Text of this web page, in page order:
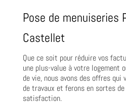
Pose de menuiseries
Castellet
Que ce soit pour réduire vos
une plus-value à votre logement
de vie, nous avons des offres
de travaux et ferons en sortes de
satisfaction.